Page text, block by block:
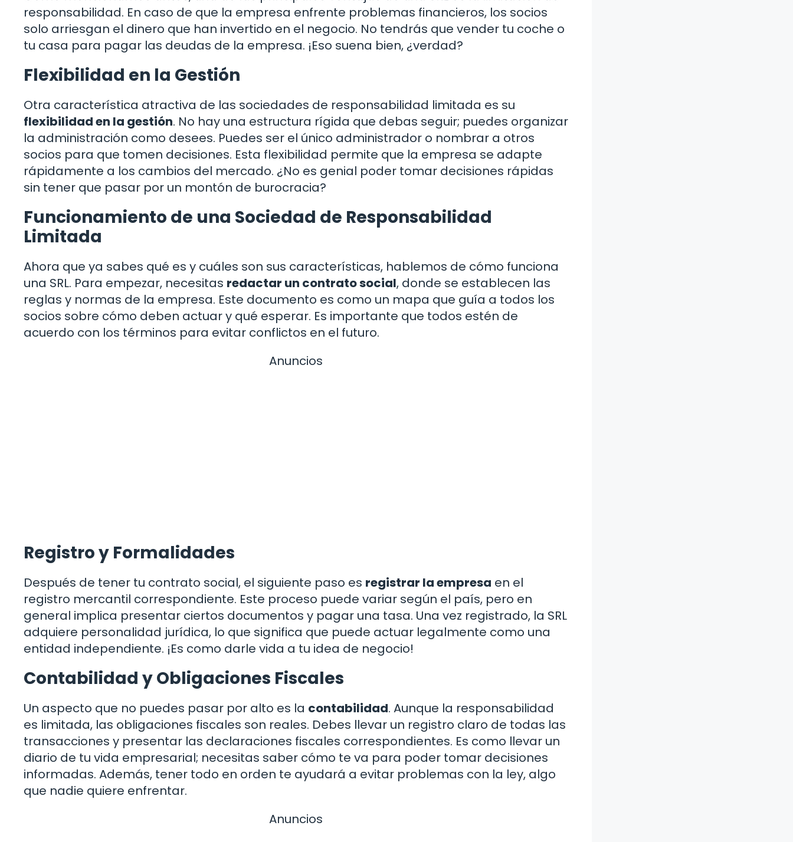
responsabilidad. En caso de que la empresa enfrente problemas financieros, los socios
solo arriesgan el dinero que han invertido en el negocio. No tendrás que vender tu coche o
tu casa para pagar las deudas de la empresa. ¡Eso suena bien, ¿verdad?
Flexibilidad en la Gestión
Otra característica atractiva de las sociedades de responsabilidad limitada es su
flexibilidad en la gestión. No hay una estructura rígida que debas seguir; puedes organizar
la administración como desees. Puedes ser el único administrador o nombrar a otros
socios para que tomen decisiones. Esta flexibilidad permite que la empresa se adapte
rápidamente a los cambios del mercado. ¿No es genial poder tomar decisiones rápidas
sin tener que pasar por un montón de burocracia?
Funcionamiento de una Sociedad de Responsabilidad
Limitada
Ahora que ya sabes qué es y cuáles son sus características, hablemos de cómo funciona
una SRL. Para empezar, necesitas redactar un contrato social, donde se establecen las
reglas y normas de la empresa. Este documento es como un mapa que guía a todos los
socios sobre cómo deben actuar y qué esperar. Es importante que todos estén de
acuerdo con los términos para evitar conflictos en el futuro.
Anuncios
Registro y Formalidades
Después de tener tu contrato social, el siguiente paso es registrar la empresa en el
registro mercantil correspondiente. Este proceso puede variar según el país, pero en
general implica presentar ciertos documentos y pagar una tasa. Una vez registrado, la SRL
adquiere personalidad jurídica, lo que significa que puede actuar legalmente como una
entidad independiente. ¡Es como darle vida a tu idea de negocio!
Contabilidad y Obligaciones Fiscales
Un aspecto que no puedes pasar por alto es la contabilidad. Aunque la responsabilidad
es limitada, las obligaciones fiscales son reales. Debes llevar un registro claro de todas las
transacciones y presentar las declaraciones fiscales correspondientes. Es como llevar un
diario de tu vida empresarial; necesitas saber cómo te va para poder tomar decisiones
informadas. Además, tener todo en orden te ayudará a evitar problemas con la ley, algo
que nadie quiere enfrentar.
Anuncios